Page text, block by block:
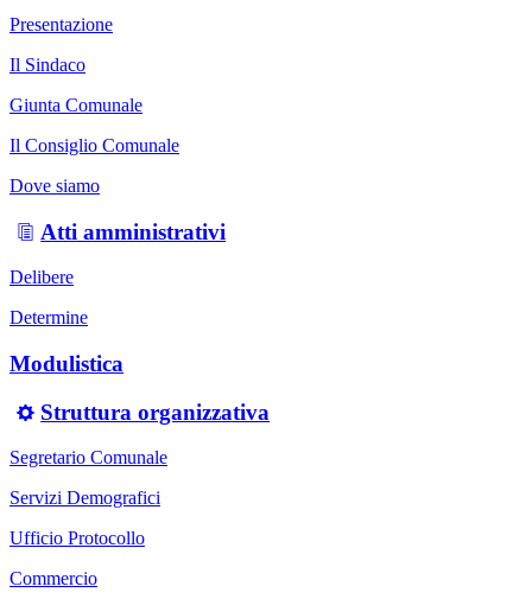
Presentazione
Il Sindaco
Giunta Comunale
Il Consiglio Comunale
Dove siamo
Atti amministrativi
Delibere
Determine
Modulistica
Struttura organizzativa
Segretario Comunale
Servizi Demografici
Ufficio Protocollo
Commercio